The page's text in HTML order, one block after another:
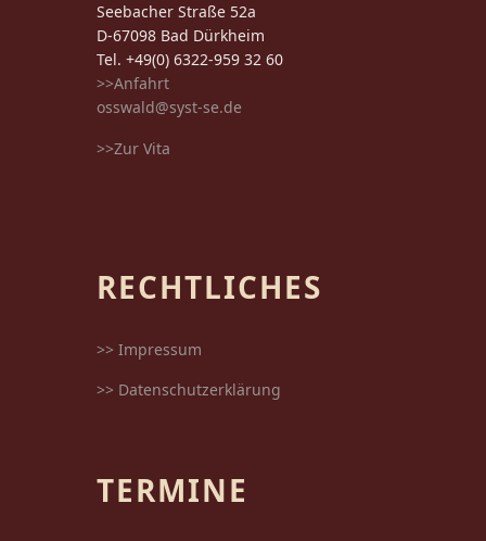
Seebacher Straße 52a
D-67098 Bad Dürkheim
Tel. +49(0) 6322-959 32 60
>>Anfahrt
osswald@syst-se.de
>>Zur Vita
RECHTLICHES
>> Impressum
>> Datenschutzerklärung
TERMINE